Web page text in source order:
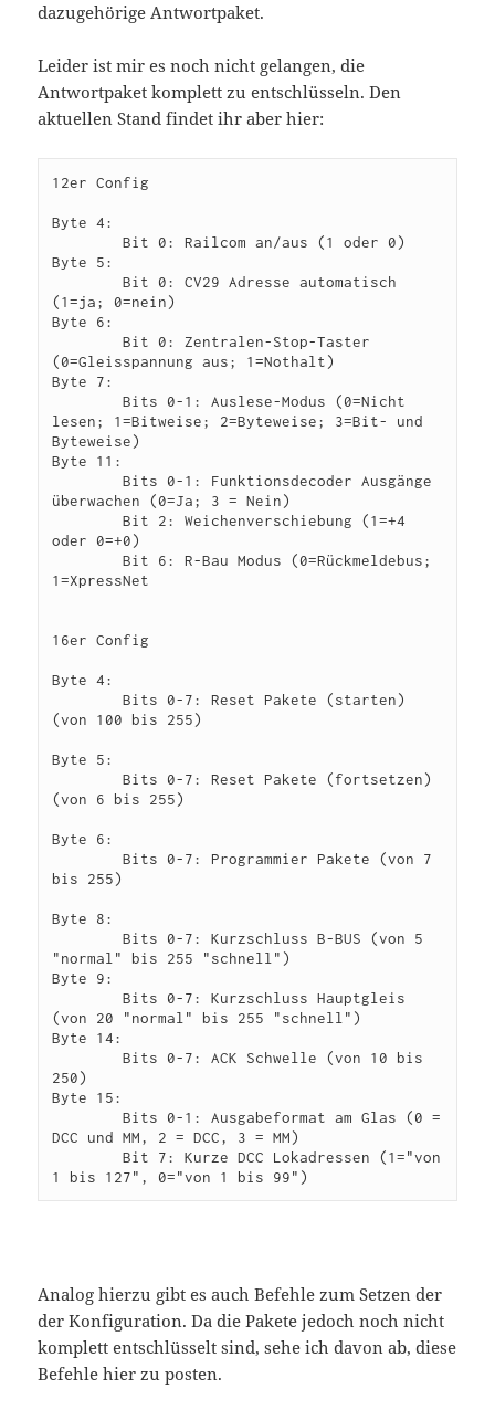
dazugehörige Antwortpaket.
Leider ist mir es noch nicht gelangen, die
Antwortpaket komplett zu entschlüsseln. Den
aktuellen Stand findet ihr aber hier:
12er Config
Byte 4:
        Bit 0: Railcom an/aus (1 oder 0)
Byte 5:
        Bit 0: CV29 Adresse automatisch
(1=ja; 0=nein)
Byte 6:
        Bit 0: Zentralen-Stop-Taster
(0=Gleisspannung aus; 1=Nothalt)
Byte 7:
        Bits 0-1: Auslese-Modus (0=Nicht
lesen; 1=Bitweise; 2=Byteweise; 3=Bit- und
Byteweise)
Byte 11:
        Bits 0-1: Funktionsdecoder Ausgänge
überwachen (0=Ja; 3 = Nein)
        Bit 2: Weichenverschiebung (1=+4
oder 0=+0)
        Bit 6: R-Bau Modus (0=Rückmeldebus;
1=XpressNet
16er Config
Byte 4:
        Bits 0-7: Reset Pakete (starten)
(von 100 bis 255)
Byte 5:
        Bits 0-7: Reset Pakete (fortsetzen)
(von 6 bis 255)
Byte 6:
        Bits 0-7: Programmier Pakete (von 7
bis 255)
Byte 8:
        Bits 0-7: Kurzschluss B-BUS (von 5
"normal" bis 255 "schnell")
Byte 9:
        Bits 0-7: Kurzschluss Hauptgleis
(von 20 "normal" bis 255 "schnell")
Byte 14:
        Bits 0-7: ACK Schwelle (von 10 bis
250)
Byte 15:
        Bits 0-1: Ausgabeformat am Glas (0 =
DCC und MM, 2 = DCC, 3 = MM)
        Bit 7: Kurze DCC Lokadressen (1="von
Analog hierzu gibt es auch Befehle zum Setzen der
der Konfiguration. Da die Pakete jedoch noch nicht
komplett entschlüsselt sind, sehe ich davon ab, diese
Befehle hier zu posten.